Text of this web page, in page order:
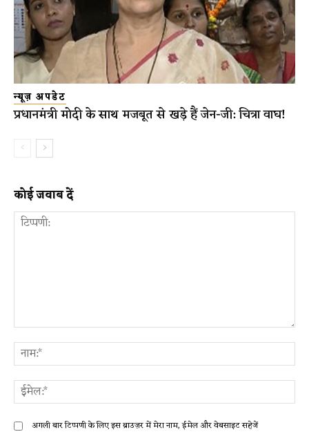
न्यूज़ अपडेट
प्रधानमंत्री मोदी के साथ मजबूत से खड़े हैं जेन-जी: चित्रा वाघ!
कोई जवाब दें
अगली बार टिप्पणी के लिए इस ब्राउज़र में मेरा नाम, ईमेल और वेबसाइट सहेजें